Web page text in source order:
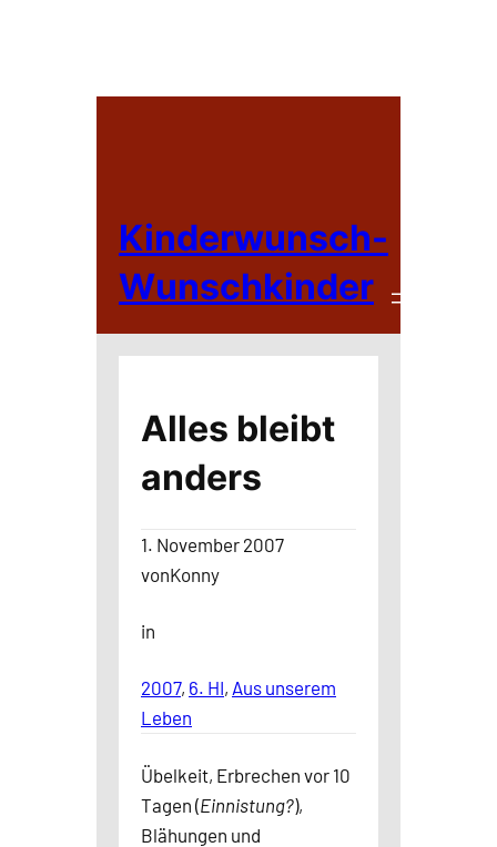
Kinderwunsch-
Wunschkinder
Alles bleibt
anders
1. November 2007
vonKonny
in
2007, 6. HI, Aus unserem
Leben
Übelkeit, Erbrechen vor 10
Tagen (Einnistung?),
Blähungen und